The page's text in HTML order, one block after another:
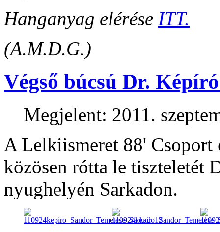
Hanganyag elérése ITT.
(A.M.D.G.)
Végső búcsú Dr.
Megjelent: 2011.
A Lelkiismeret 88' Csoport
közösen rótta le tiszteletét
nyughelyén Sarkadon.